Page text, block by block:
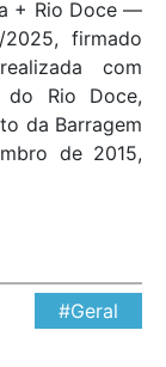
+ Rio Doce —
firmado
com
do Rio Doce,
da Barragem
de 2015,
#Geral